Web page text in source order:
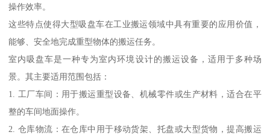
操作效率。
这些特点使得大型吸盘车在工业搬运领域中具有重要的应用价值，
能够、安全地完成重型物体的搬运任务。
室内吸盘车是一种专为室内环境设计的搬运设备，适用于多种场
景。其主要适用范围包括：
1. 工厂车间：用于搬运重型设备、机械零件或生产材料，适合在平
整的车间地面操作。
2. 仓库物流：在仓库中用于移动货架、托盘或大型货物，提高搬运